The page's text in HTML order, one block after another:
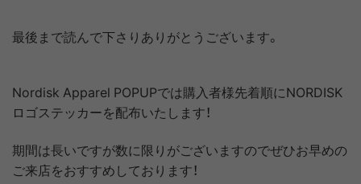
最後まで読んで下さりありがとうございます。
Nordisk Apparel POPUPでは購入者様先着順にNORDISK
ロゴステッカーを配布いたします！
期間は長いですが数に限りがございますのでぜひお早めの
ご来店をおすすめしております！